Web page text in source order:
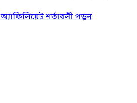
অ্যাফিলিয়েট শর্তাবলী পড়ুন